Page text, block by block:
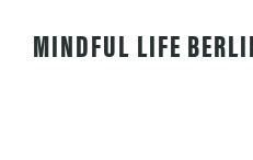
MINDFUL LIFE